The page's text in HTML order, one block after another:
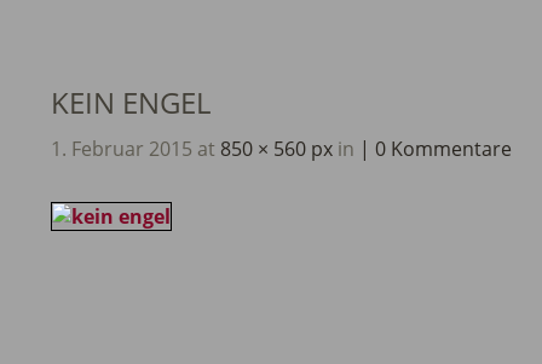
KEIN ENGEL
1. Februar 2015 at 850 × 560 px in 0 Kommentare